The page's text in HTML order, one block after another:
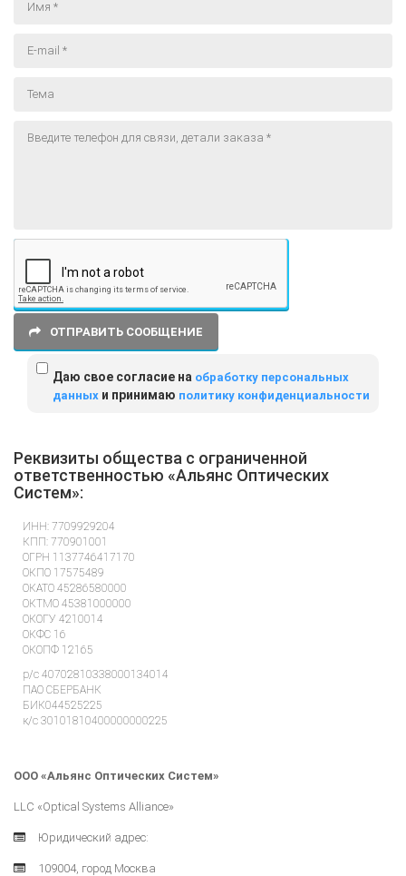
ОТПРАВИТЬ СООБЩЕНИЕ
Даю свое согласие на обработку персональных
данных и принимаю политику конфиденциальности
Реквизиты общества с ограниченной
ответственностью «Альянс Оптических
Систем»:
ИНН: 7709929204
КПП: 770901001
ОГРН 1137746417170
ОКПО 17575489
ОКАТО 45286580000
ОКТМО 45381000000
ОКОГУ 4210014
ОКФС 16
ОКОПФ 12165
р/с 40702810338000134014
ПАО СБЕРБАНК
БИК044525225
к/с 30101810400000000225
ООО «Альянс Оптических Систем»
LLC «Optical Systems Alliance»
Юридический адрес:
109004, город Москва